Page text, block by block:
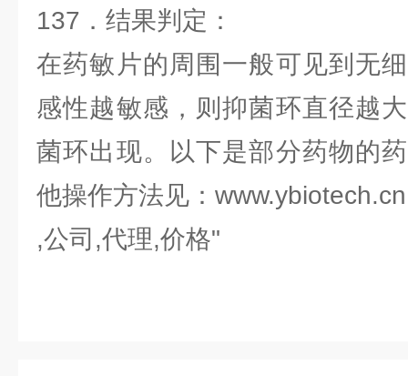
137．结果判定：
在药敏片的周围一般可见到无
感性越敏感，则抑菌环直径越
菌环出现。以下是部分药物的
他操作方法见：www.ybiotech.cn
,公司,代理,价格"